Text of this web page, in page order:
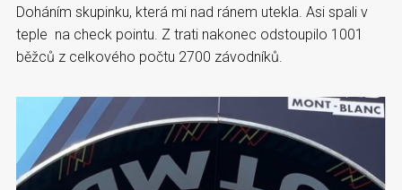
Doháním skupinku, která mi nad ránem utekla. Asi spali v
teple na check pointu. Z trati nakonec odstoupilo 1001
běžců z celkového počtu 2700 závodníků.